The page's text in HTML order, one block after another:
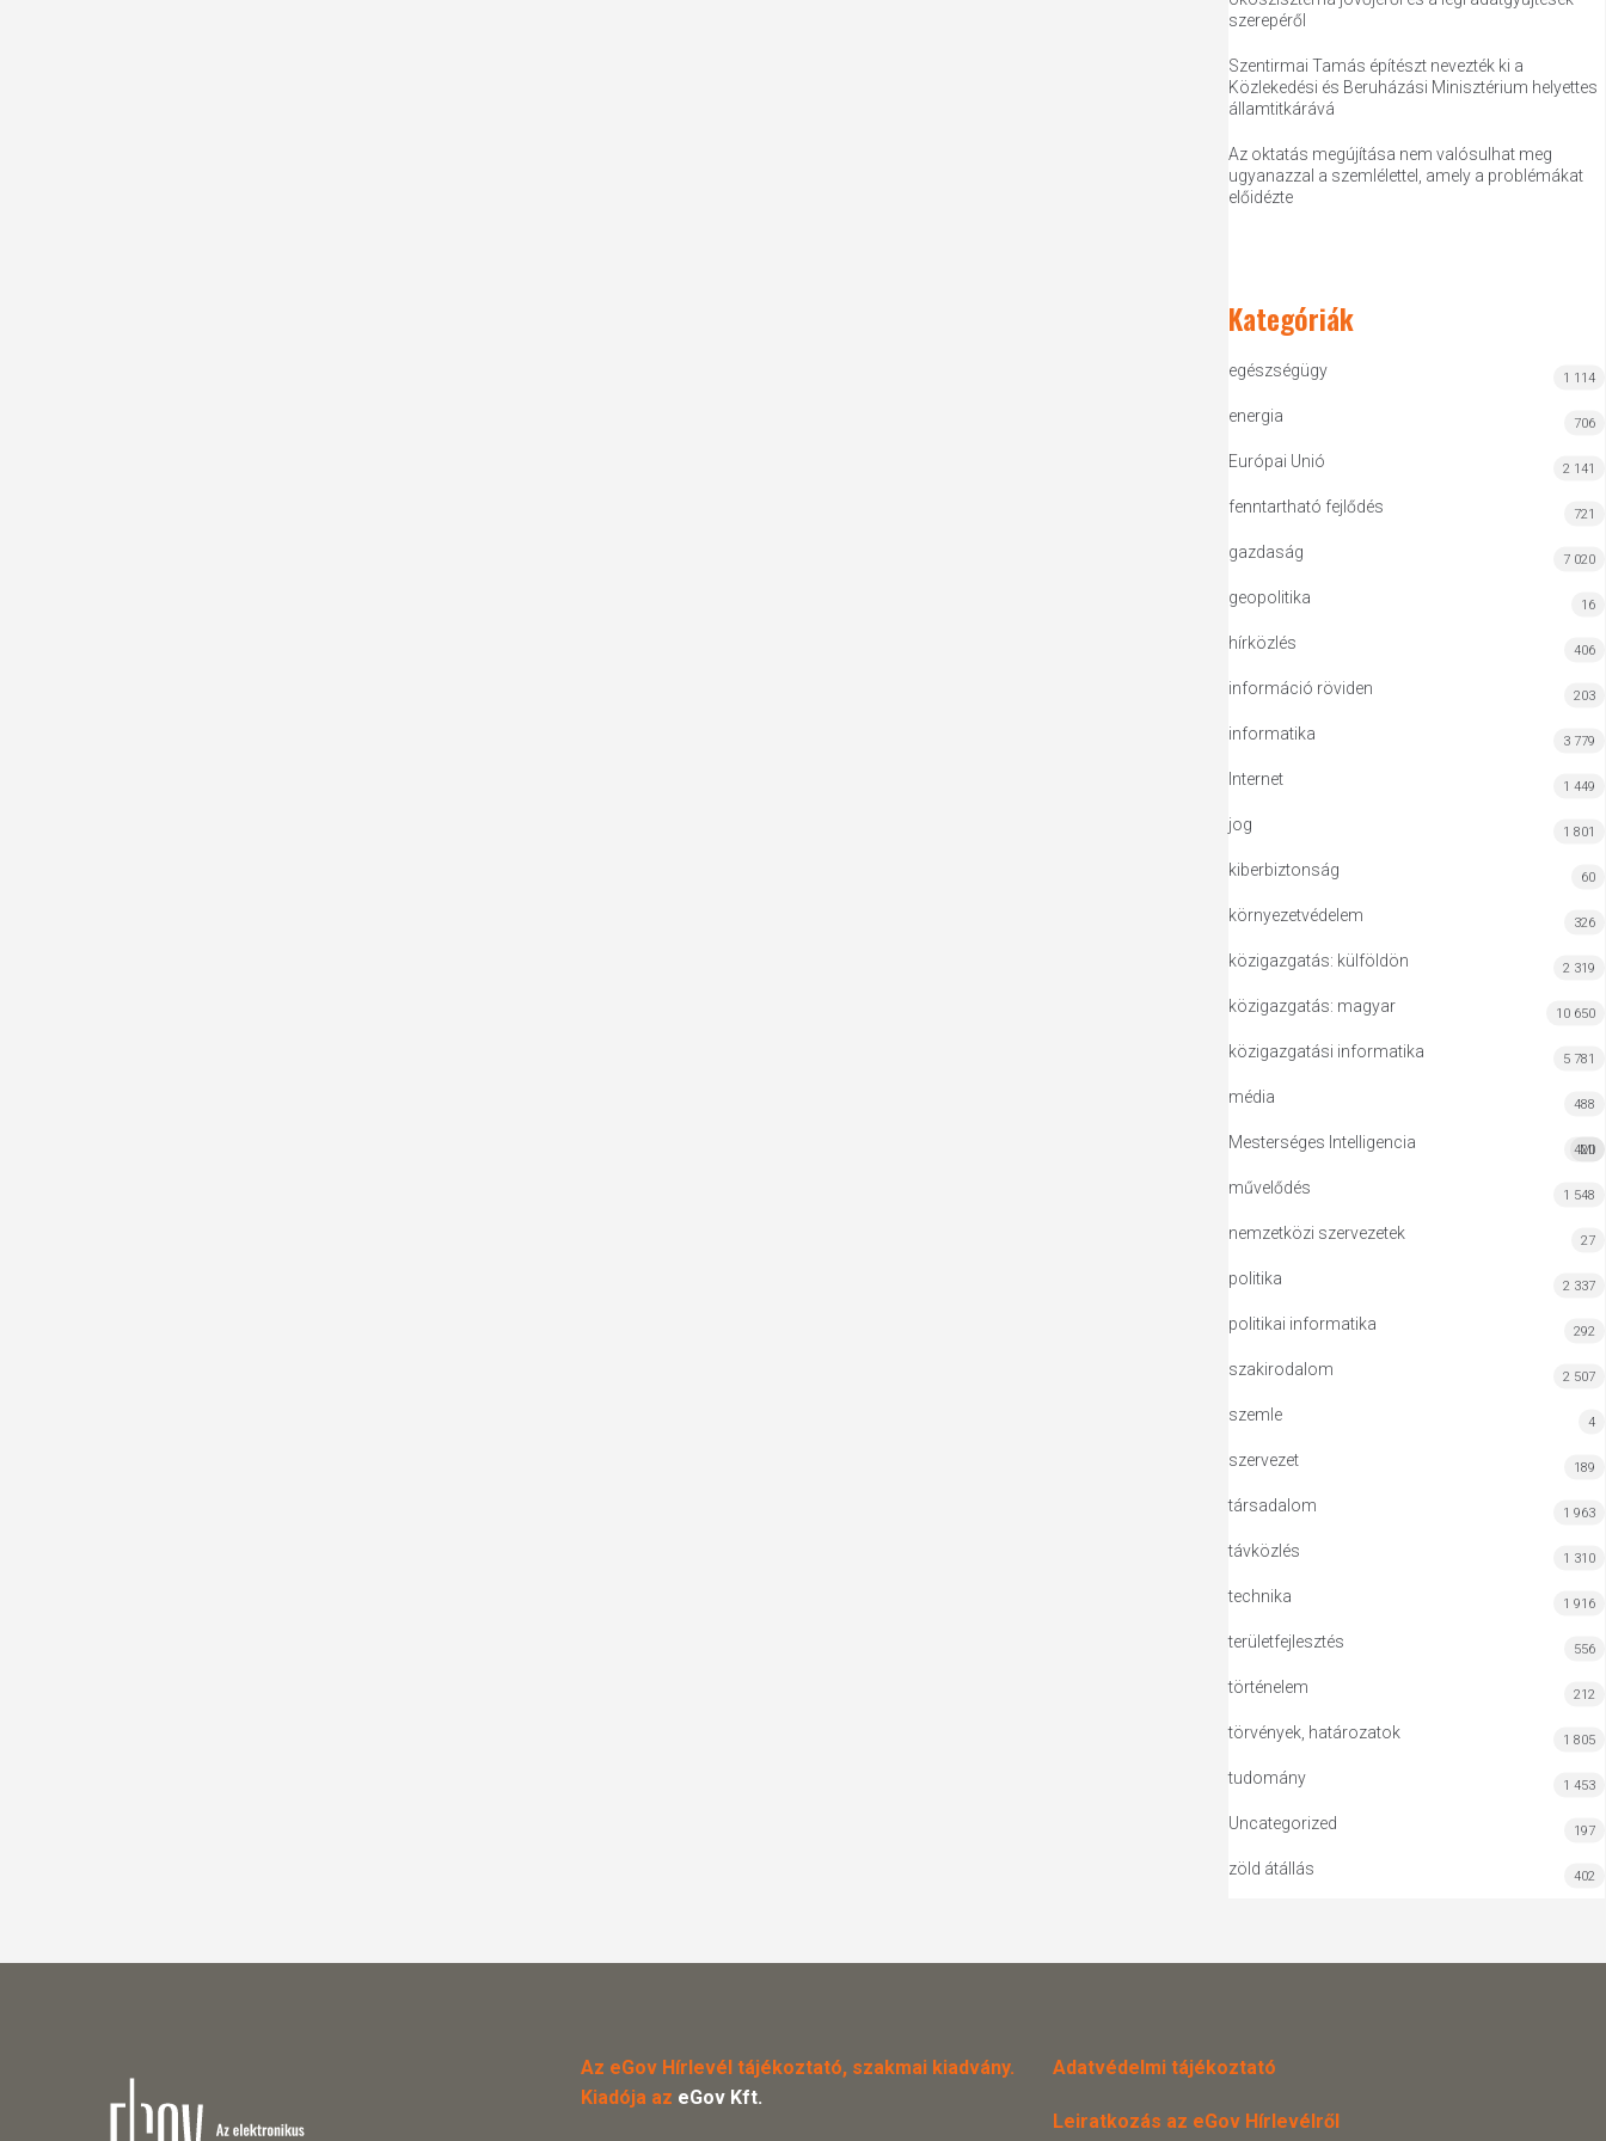
szerepéről
Szentirmai Tamás építészt nevezték ki a
Közlekedési és Beruházási Minisztérium helyettes
államtitkárává
Az oktatás megújítása nem valósulhat meg
ugyanazzal a szemlélettel, amely a problémákat
előidézte
Kategóriák
egészségügy 1 114
energia 706
Európai Unió 2 141
fenntartható fejlődés 721
gazdaság 7 020
geopolitika 16
hírközlés 406
információ röviden 203
informatika 3 779
Internet 1 449
jog 1 801
kiberbiztonság 60
környezetvédelem 326
közigazgatás: külföldön 2 319
közigazgatás: magyar 10 650
közigazgatási informatika 5 781
média 488
Mesterséges Intelligencia MI
420
művelődés 1 548
nemzetközi szervezetek 27
politika 2 337
politikai informatika 292
szakirodalom 2 507
szemle 4
szervezet 189
társadalom 1 963
távközlés 1 310
technika 1 916
területfejlesztés 556
történelem 212
törvények, határozatok 1 805
tudomány 1 453
Uncategorized 197
zöld átállás 402
Az eGov Hírlevél tájékoztató, szakmai kiadvány.
Kiadója az eGov Kft.
Adatvédelmi tájékoztató
Leiratkozás az eGov Hírlevélről